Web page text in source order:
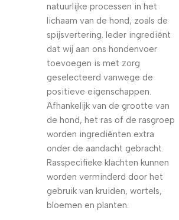
natuurlijke processen in het
lichaam van de hond, zoals de
spijsvertering. Ieder ingrediënt
dat wij aan ons hondenvoer
toevoegen is met zorg
geselecteerd vanwege de
positieve eigenschappen.
Afhankelijk van de grootte van
de hond, het ras of de rasgroep
worden ingrediënten extra
onder de aandacht gebracht.
Rasspecifieke klachten kunnen
worden verminderd door het
gebruik van kruiden, wortels,
bloemen en planten.